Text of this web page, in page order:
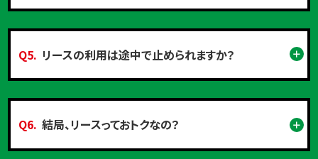
Q5. リースの利用は途中で止められますか？
Q6. 結局、リースっておトクなの？